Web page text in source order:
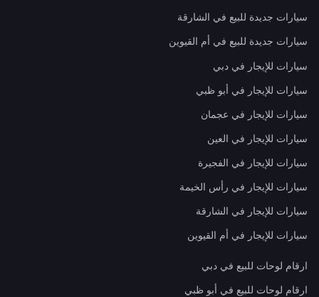
سيارات جديدة للبيع في الشارقة
سيارات جديدة للبيع في أم القيوين
سيارات للإيجار في دبي
سيارات للإيجار في أبو ظبي
سيارات للإيجار في عجمان
سيارات للإيجار في العين
سيارات للإيجار في الفجيرة
سيارات للإيجار في رأس الخيمة
سيارات للإيجار في الشارقة
سيارات للإيجار في أم القيوين
ارقام لوحات للبيع في دبي
ارقام لوحات للبيع في أبو ظبي